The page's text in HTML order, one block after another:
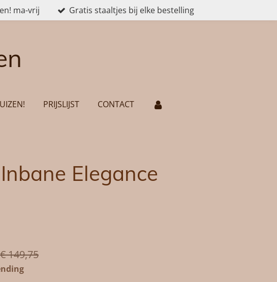
ma-vrij Gratis staaltjes bij elke bestelling
PRIJSLIJST
CONTACT
Elegance
€ 149,75